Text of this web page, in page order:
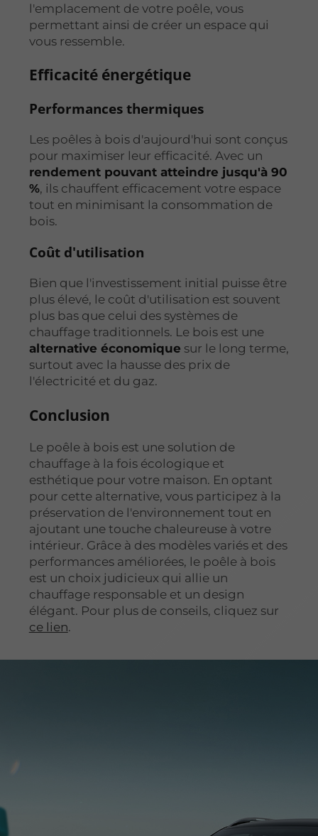
l'emplacement de votre poêle, vous
permettant ainsi de créer un espace qui
vous ressemble.
Efficacité énergétique
Performances thermiques
Les poêles à bois d'aujourd'hui sont conçus
pour maximiser leur efficacité. Avec un
rendement pouvant atteindre jusqu'à 90
%, ils chauffent efficacement votre espace
tout en minimisant la consommation de
bois.
Coût d'utilisation
Bien que l'investissement initial puisse être
plus élevé, le coût d'utilisation est souvent
plus bas que celui des systèmes de
chauffage traditionnels. Le bois est une
alternative économique sur le long terme,
surtout avec la hausse des prix de
l'électricité et du gaz.
Conclusion
Le poêle à bois est une solution de
chauffage à la fois écologique et
esthétique pour votre maison. En optant
pour cette alternative, vous participez à la
préservation de l'environnement tout en
ajoutant une touche chaleureuse à votre
intérieur. Grâce à des modèles variés et des
performances améliorées, le poêle à bois
est un choix judicieux qui allie un
chauffage responsable et un design
élégant. Pour plus de conseils, cliquez sur
ce lien.